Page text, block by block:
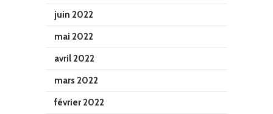
juin 2022
mai 2022
avril 2022
mars 2022
février 2022